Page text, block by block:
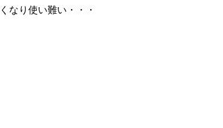
なり使い難い・・・